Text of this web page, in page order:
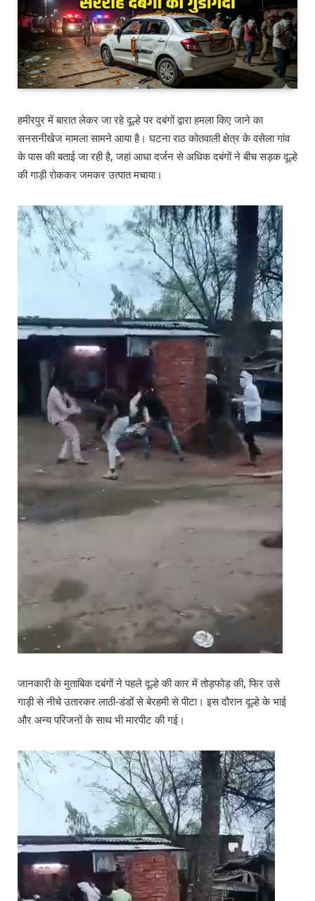
हमीरपुर में बारात लेकर जा रहे दूल्हे पर दबंगों द्वारा हमला किए जाने का
सनसनीखेज मामला सामने आया है। घटना राठ कोतवाली क्षेत्र के वसेला गांव
के पास की बताई जा रही है, जहां आधा दर्जन से अधिक दबंगों ने बीच सड़क दूल्हे
की गाड़ी रोककर जमकर उत्पात मचाया।
जानकारी के मुताबिक दबंगों ने पहले दूल्हे की कार में तोड़फोड़ की, फिर उसे
गाड़ी से नीचे उतारकर लाठी-डंडों से बेरहमी से पीटा। इस दौरान दूल्हे के भाई
और अन्य परिजनों के साथ भी मारपीट की गई।